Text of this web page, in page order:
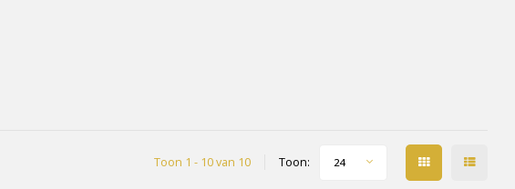
Toon 1 - 10 van 10 Toon: 24